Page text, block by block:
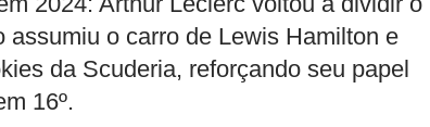
o carro de Lewis Hamilton e
da Scuderia, reforçando seu papel
16º.